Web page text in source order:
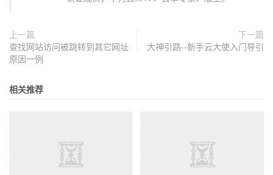
上一篇
查找网站访问被跳转到其它网址
原因一例
下一篇
大神引路--新手云大使入门导引
相关推荐